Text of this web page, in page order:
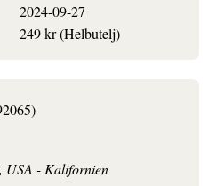
2024-09-27
249 kr (Helbutelj)
USA - Kalifornien